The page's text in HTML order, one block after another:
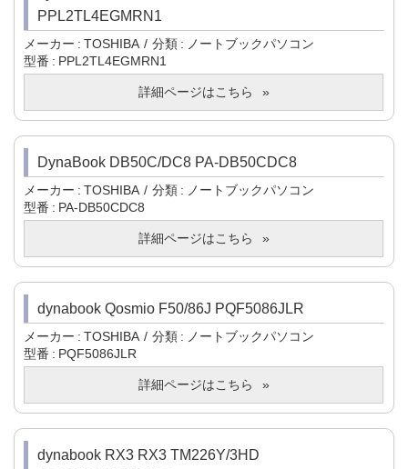
PPL2TL4EGMRN1
メーカー TOSHIBA 分類
ノートブックパソコン
型番
PPL2TL4EGMRN1
詳細ページはこちら
DynaBook DB50C/DC8 PA-DB50CDC8
メーカー TOSHIBA 分類
ノートブックパソコン
型番
PA-DB50CDC8
詳細ページはこちら
dynabook Qosmio F50/86J PQF5086JLR
メーカー TOSHIBA 分類
ノートブックパソコン
型番
PQF5086JLR
詳細ページはこちら
dynabook RX3 RX3 TM226Y/3HD